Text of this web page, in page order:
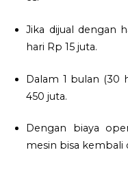
Jika dijual dengan
hari Rp 15 juta.
Dalam 1 bulan (30
450 juta.
Dengan biaya
mesin bisa kembali